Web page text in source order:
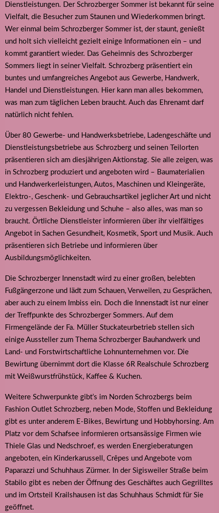
Dienstleistungen. Der Schrozberger Sommer ist bekannt für seine
Vielfalt, die Besucher zum Staunen und Wiederkommen bringt.
Wer einmal beim Schrozberger Sommer ist, der staunt, genießt
und holt sich vielleicht gezielt einige Informationen ein – und
kommt garantiert wieder. Das Geheimnis des Schrozberger
Sommers liegt in seiner Vielfalt. Schrozberg präsentiert ein
buntes und umfangreiches Angebot aus Gewerbe, Handwerk,
Handel und Dienstleistungen. Hier kann man alles bekommen,
was man zum täglichen Leben braucht. Auch das Ehrenamt darf
natürlich nicht fehlen.
Über 80 Gewerbe- und Handwerksbetriebe, Ladengeschäfte und
Dienstleistungsbetriebe aus Schrozberg und seinen Teilorten
präsentieren sich am diesjährigen Aktionstag. Sie alle zeigen, was
in Schrozberg produziert und angeboten wird – Baumaterialien
und Handwerkerleistungen, Autos, Maschinen und Kleingeräte,
Elektro-, Geschenk- und Gebrauchsartikel jeglicher Art und nicht
zu vergessen Bekleidung und Schuhe – also alles, was man so
braucht. Örtliche Dienstleister informieren über ihr vielfältiges
Angebot in Sachen Gesundheit, Kosmetik, Sport und Musik. Auch
präsentieren sich Betriebe und informieren über
Ausbildungsmöglichkeiten.
Die Schrozberger Innenstadt wird zu einer großen, belebten
Fußgängerzone und lädt zum Schauen, Verweilen, zu Gesprächen,
aber auch zu einem Imbiss ein. Doch die Innenstadt ist nur einer
der Treffpunkte des Schrozberger Sommers. Auf dem
Firmengelände der Fa. Müller Stuckateurbetrieb stellen sich
einige Aussteller zum Thema Schrozberger Bauhandwerk und
Land- und Forstwirtschaftliche Lohnunternehmen vor. Die
Bewirtung übernimmt dort die Klasse 6R Realschule Schrozberg
mit Weißwurstfrühstück, Kaffee & Kuchen.
Weitere Schwerpunkte gibt’s im Norden Schrozbergs beim
Fashion Outlet Schrozberg, neben Mode, Stoffen und Bekleidung
gibt es unter anderem E-Bikes, Bewirtung und Hobbyhorsing. Am
Platz vor dem Schafsee informieren ortsansässige Firmen wie
Thiele Glas und Nedschroef, es werden Energieberatungen
angeboten, ein Kinderkarussell, Crêpes und Angebote vom
Paparazzi und Schuhhaus Zürmer. In der Sigisweiler Straße beim
Stabilo gibt es neben der Öffnung des Geschäftes auch Gegrilltes
und im Ortsteil Krailshausen ist das Schuhhaus Schmidt für Sie
geöffnet.